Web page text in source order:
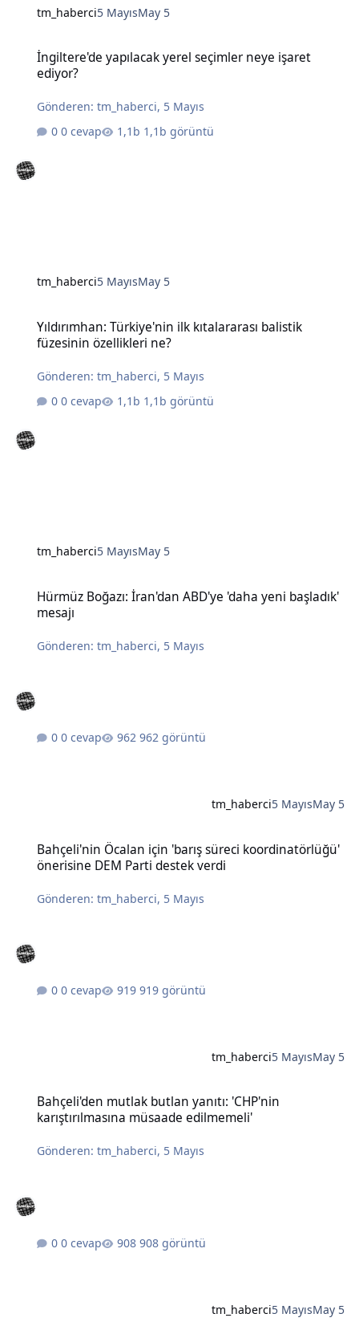
tm_haberci5 MayısMay 5
İngiltere'de yapılacak yerel seçimler neye işaret
ediyor?
Gönderen:tm_haberci, 5 Mayıs
0 cevap
1,1b görüntü
tm_haberci5 MayısMay 5
Yıldırımhan: Türkiye'nin ilk kıtalararası balistik
füzesinin özellikleri ne?
Gönderen:tm_haberci, 5 Mayıs
0 cevap
1,1b görüntü
tm_haberci5 MayısMay 5
Hürmüz Boğazı: İran'dan ABD'ye 'daha yeni başladık'
mesajı
Gönderen:tm_haberci, 5 Mayıs
0 cevap 962 görüntü
tm_haberci5 MayısMay 5
Bahçeli'nin Öcalan için 'barış süreci koordinatörlüğü'
önerisine DEM Parti destek verdi
Gönderen:tm_haberci, 5 Mayıs
0 cevap 919 görüntü
tm_haberci5 MayısMay 5
Bahçeli'den mutlak butlan yanıtı: 'CHP'nin
karıştırılmasına müsaade edilmemeli'
Gönderen:tm_haberci, 5 Mayıs
0 cevap 908 görüntü
tm_haberci5 MayısMay 5